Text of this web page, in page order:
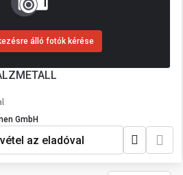
álló fotók kérése
GmbH
az eladóval